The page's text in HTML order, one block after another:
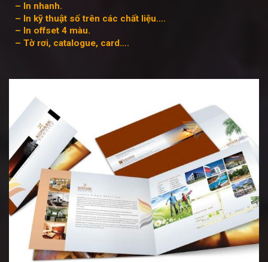
– In nhanh.
– In kỹ thuật số trên các chất liệu….
– In offset 4 màu.
– Tờ rơi, catalogue, card….